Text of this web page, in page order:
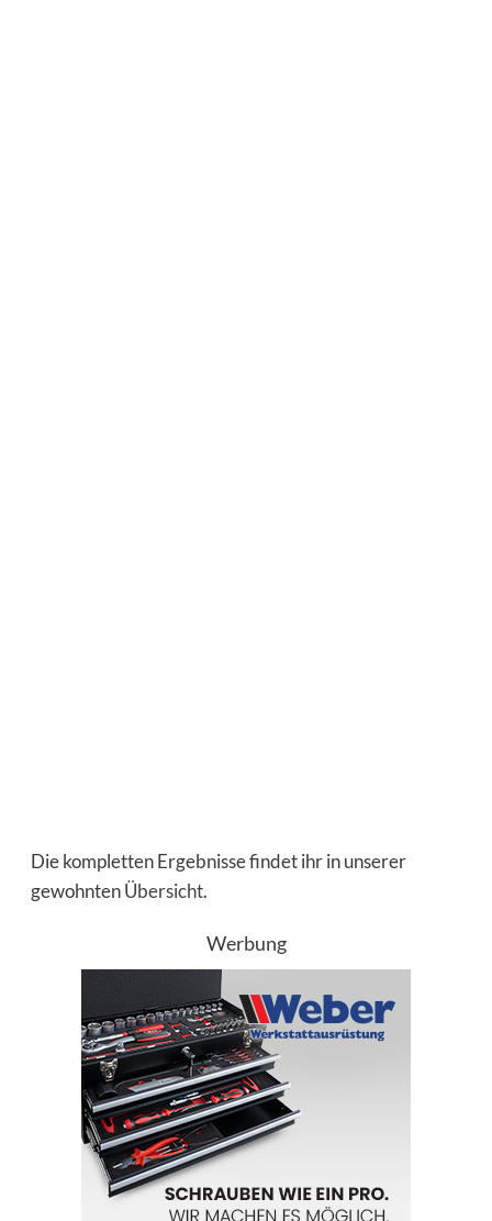
Die kompletten Ergebnisse findet ihr in unserer
gewohntenÜbersicht.
Werbung